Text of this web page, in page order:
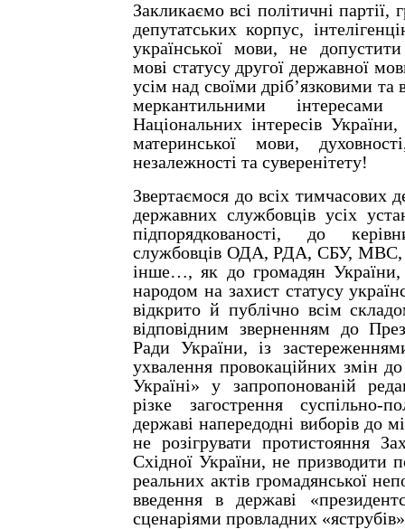
Закликаємо всі політичні партії,
депутатських корпус,
української мови, не
мові статусу другої державної
усім над своїми дріб’язковими та
меркантильними
Національних інтересів
материнської мови,
незалежності та суверенітету!
Звертаємося до всіх тимчасових
державних службовців усіх
підпорядкованості, до
службовців ОДА, РДА, СБУ, МВС,
інше…, як до громадян України,
народом на захист статусу
відкрито й публічно всім
відповідним зверненням до
Ради України, із
ухвалення провокаційних змін
Україні» у запропонованій
різке загострення суспільно-
державі напередодні виборів до
не розігрувати протистояння
Східної України, не призводити
реальних актів громадянської
введення в державі
сценаріями провладних